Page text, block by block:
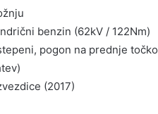
benzin (62kV / 122Nm)
pogon na prednje
(2017)